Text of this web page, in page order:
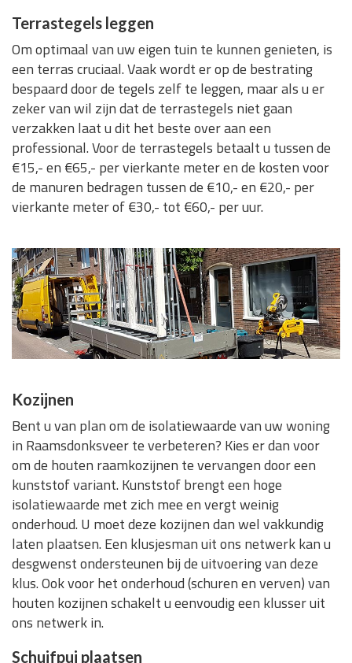
Terrastegels leggen
Om optimaal van uw eigen tuin te kunnen genieten, is
een terras cruciaal. Vaak wordt er op de bestrating
bespaard door de tegels zelf te leggen, maar als u er
zeker van wil zijn dat de terrastegels niet gaan
verzakken laat u dit het beste over aan een
professional. Voor de terrastegels betaalt u tussen de
€15,- en €65,- per vierkante meter en de kosten voor
de manuren bedragen tussen de €10,- en €20,- per
vierkante meter of €30,- tot €60,- per uur.
Kozijnen
Bent u van plan om de isolatiewaarde van uw woning
in Raamsdonksveer te verbeteren? Kies er dan voor
om de houten raamkozijnen te vervangen door een
kunststof variant. Kunststof brengt een hoge
isolatiewaarde met zich mee en vergt weinig
onderhoud. U moet deze kozijnen dan wel vakkundig
laten plaatsen. Een klusjesman uit ons netwerk kan u
desgwenst ondersteunen bij de uitvoering van deze
klus. Ook voor het onderhoud (schuren en verven) van
houten kozijnen schakelt u eenvoudig een klusser uit
ons netwerk in.
Schuifpui plaatsen